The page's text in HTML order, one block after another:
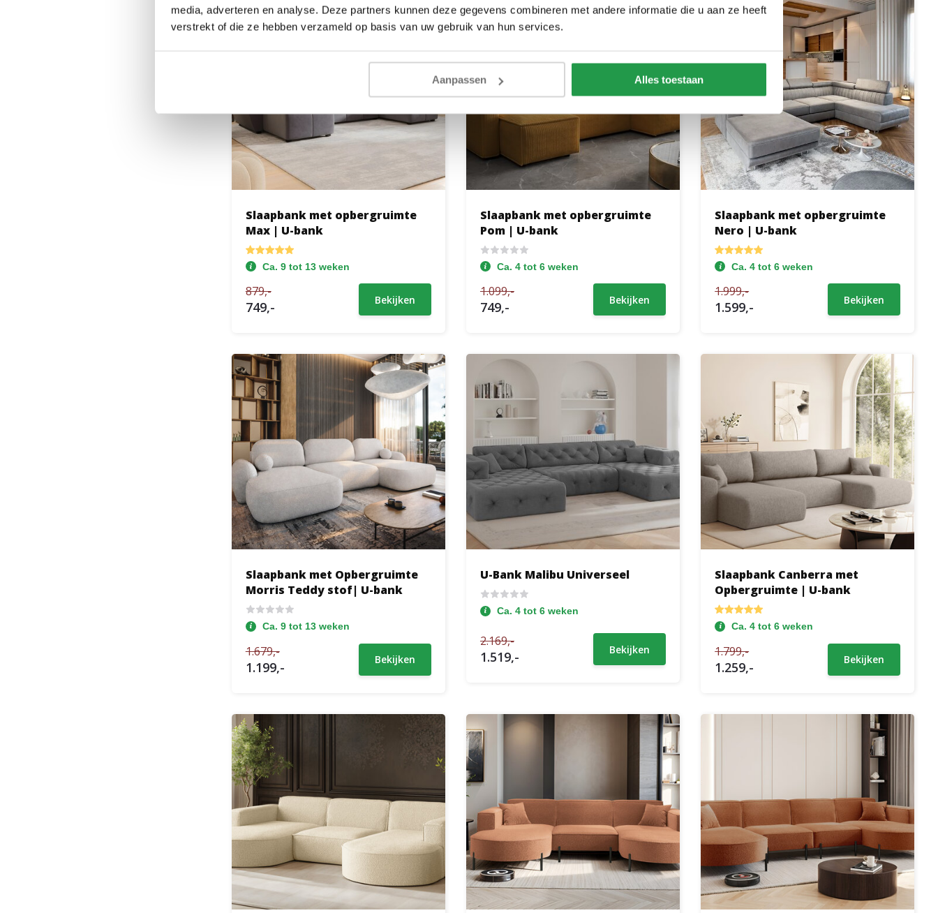
media, adverteren en analyse. Deze partners kunnen deze gegevens combineren met andere informatie die u aan ze heeft
verstrekt of die ze hebben verzameld op basis van uw gebruik van hun services.
Aanpassen Alles toestaan
Slaapbank met opbergruimte
Max | U-bank
Ca. 9 tot 13 weken
879,-
749,- Bekijken
Slaapbank met opbergruimte
Pom | U-bank
Ca. 4 tot 6 weken
1.099,-
749,- Bekijken
Slaapbank met opbergruimte
Nero | U-bank
Ca. 4 tot 6 weken
1.999,-
1.599,- Bekijken
Slaapbank met Opbergruimte
Morris Teddy stof| U-bank
Ca. 9 tot 13 weken
1.679,-
1.199,- Bekijken
U-Bank Malibu Universeel
Ca. 4 tot 6 weken
2.169,-
1.519,- Bekijken
Slaapbank Canberra met
Opbergruimte | U-bank
Ca. 4 tot 6 weken
1.799,-
1.259,- Bekijken